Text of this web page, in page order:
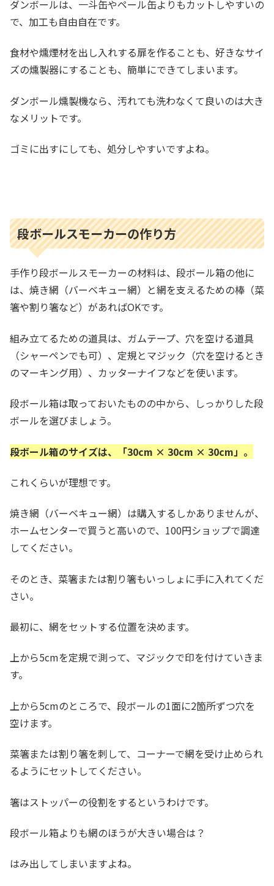
ダンボールは、一斗缶やペール缶よりもカットしやすいの
で、加工も自由自在です。
食材や燻煙材を出し入れする扉を作ることも、好きなサイ
ズの燻製器にすることも、簡単にできてしまいます。
ダンボール燻製機なら、汚れても洗わなくて良いのは大き
なメリットです。
ゴミに出すにしても、処分しやすいですよね。
段ボールスモーカーの作り方
手作り段ボールスモーカーの材料は、段ボール箱の他に
は、焼き網（バーベキュー網）と網を支えるための棒（菜
箸や割り箸など）があればOKです。
組み立てるための道具は、ガムテープ、穴を空ける道具
（シャーペンでも可）、定規とマジック（穴を空けるとき
のマーキング用）、カッターナイフなどを使います。
段ボール箱は取っておいたものの中から、しっかりした段
ボールを選びましょう。
段ボール箱のサイズは、「30cm × 30cm × 30cm」。
これくらいが理想です。
焼き網（バーベキュー網）は購入するしかありませんが、
ホームセンターで買うと高いので、100円ショップで調達
してください。
そのとき、菜箸または割り箸もいっしょに手に入れてくだ
さい。
最初に、網をセットする位置を決めます。
上から5cmを定規で測って、マジックで印を付けていきま
す。
上から5cmのところで、段ボールの1面に2箇所ずつ穴を
空けます。
菜箸または割り箸を刺して、コーナーで網を受け止められ
るようにセットしてください。
箸はストッパーの役割をするというわけです。
段ボール箱よりも網のほうが大きい場合は？
はみ出してしまいますよね。